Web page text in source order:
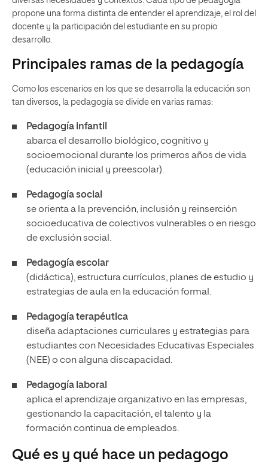
propone una forma distinta de entender el aprendizaje, el rol del
docente y la participación del estudiante en su propio
desarrollo.
Principales ramas de la pedagogía
Como los escenarios en los que se desarrolla la educación son
tan diversos, la pedagogía se divide en varias ramas:
Pedagogía infantil
abarca el desarrollo biológico, cognitivo y
socioemocional durante los primeros años de vida
(educación inicial y preescolar).
Pedagogía social
se orienta a la prevención, inclusión y reinserción
socioeducativa de colectivos vulnerables o en riesgo
de exclusión social.
Pedagogía escolar
(didáctica), estructura currículos, planes de estudio y
estrategias de aula en la educación formal.
Pedagogía terapéutica
diseña adaptaciones curriculares y estrategias para
estudiantes con Necesidades Educativas Especiales
(NEE) o con alguna discapacidad.
Pedagogía laboral
aplica el aprendizaje organizativo en las empresas,
gestionando la capacitación, el talento y la
formación continua de empleados.
Qué es y qué hace un pedagogo